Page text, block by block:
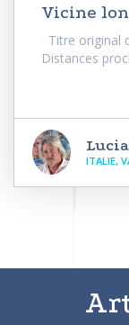
Vicine
Titre original
Distances
ITALIE,